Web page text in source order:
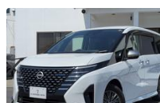
ニター ＥＴＣ２．０ 両側
ット シートヒーター＆ハ
ソケット